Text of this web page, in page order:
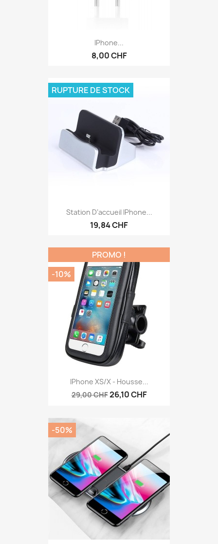
IPhone...
8,00 CHF
Station D’accueil IPhone...
19,84 CHF
RUPTURE DE STOCK
IPhone XS/X - Housse...
29,00 CHF26,10 CHF
PROMO !
-10%
-50%